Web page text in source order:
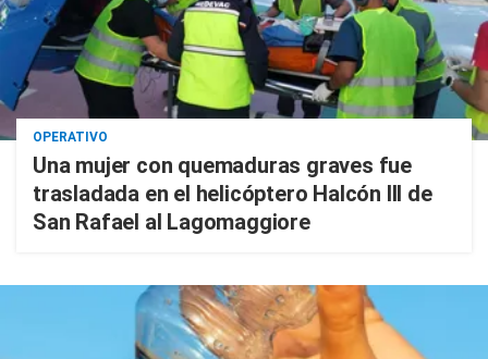
OPERATIVO
Una mujer con quemaduras graves fue
trasladada en el helicóptero Halcón III de
San Rafael al Lagomaggiore